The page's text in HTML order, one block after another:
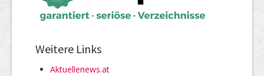
Weitere Links
Aktuellenews.at